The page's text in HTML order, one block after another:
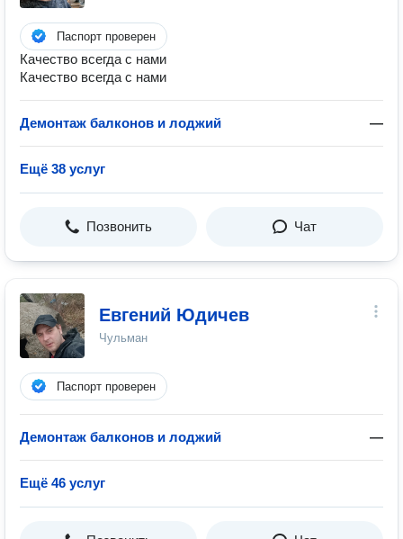
Паспорт проверен
Качество всегда с нами
Качество всегда с нами
Демонтаж балконов и лоджий —
Ещё 38 услуг
Позвонить Чат
Евгений Юдичев
Чульман
Паспорт проверен
Демонтаж балконов и лоджий —
Ещё 46 услуг